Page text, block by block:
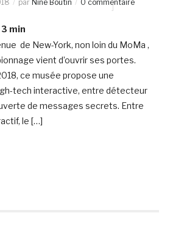
par Nine Boutin 0 commentaire
3 min
de New-York, non loin du MoMa ,
vient d’ouvrir ses portes.
ce musée propose une
tech interactive, entre détecteur
de messages secrets. Entre
le […]